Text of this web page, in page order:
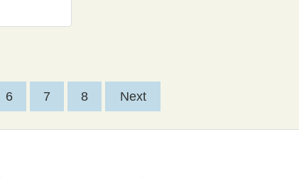
6 7 8 Next